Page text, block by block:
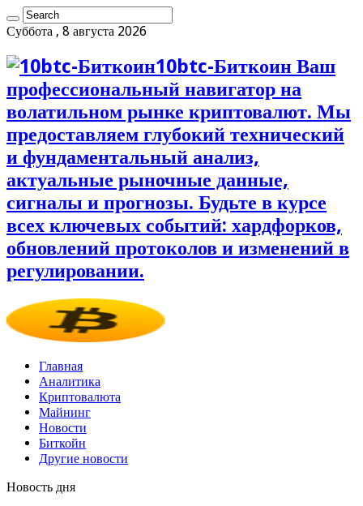
Суббота , 8 августа 2026
10btc-Биткоин Ваш
профессиональный навигатор на
волатильном рынке криптовалют. Мы
предоставляем глубокий технический
и фундаментальный анализ,
актуальные рыночные данные,
сигналы и прогнозы. Будьте в курсе
всех ключевых событий: хардфорков,
обновлений протоколов и изменений в
регулировании.
Главная
Аналитика
Криптовалюта
Майнинг
Новости
Биткойн
Другие новости
Новость дня